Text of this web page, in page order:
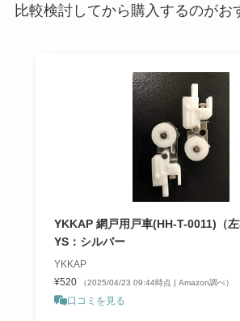
比較検討してから購入するのがお
YKKAP 網戸用戸車(HH-T-0011)（
YS：シルバー
YKKAP
¥520
（2025/04/23 09:44時点 | Amazon調べ）
口コミを見る